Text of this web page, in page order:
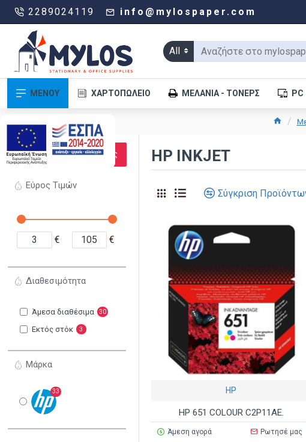
2289024119 info@mylospaper.com
All
ΜΕΝΟΥ ΧΑΡΤΟΠΩΛΕΊΟ ΜΕΛΆΝΙΑ - ΤΌΝΕΡΣ PC
ΦΊΛΤΡΑ Καθαρισμός
Εύρος Τιμών
€ €
Μάρκα
33
Διαθεσιμότητα
Άμεσα διαθέσιμα 30
Εκτός στόκ 3
HP INKJET
Σύγκριση
HP
HP 651 COLOUR C2P11AE.
Άμεση αγορά Ρωτησέ μας
.